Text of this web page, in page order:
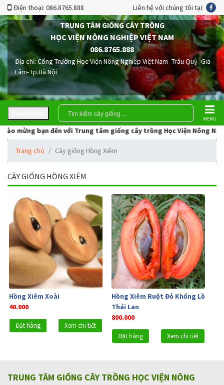
Điện thoại: 086.8765.888 Liên hệ với chúng tôi tại:
TRUNG TÂM GIỐNG CÂY TRỒNG
HỌC VIỆN NÔNG NGHIỆP VIỆT NAM
086.8765.888
Địa chỉ: Cổng Trường Học Viện Nông Nghiệp Việt Nam- Trâu Quỳ- Gia
Lâm- tp.Hà Nội
MENU
mừng bạn đến với Trung tâm giống cây trồng Học Viện Nông
Trang chủ Cây giống Hồng Xiêm
CÂY GIỐNG HỒNG XIÊM
Hồng Xiêm Xoài
40.000
Đặt hàng Xem chi tiết
Hồng Xiêm Ruột Đỏ Khổng Lồ
Thái Lan
800.000
Đặt hàng Xem chi tiết
TRUNG TÂM GIỐNG CÂY TRỒNG HỌC VIỆN NÔNG